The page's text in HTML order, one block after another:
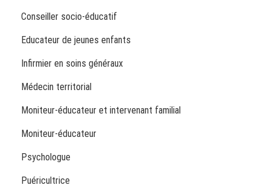
Conseiller socio-éducatif
Educateur de jeunes enfants
Infirmier en soins généraux
Médecin territorial
Moniteur-éducateur et intervenant familial
Moniteur-éducateur
Psychologue
Puéricultrice